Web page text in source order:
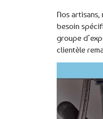
Nos
besoin
groupe
clientèle